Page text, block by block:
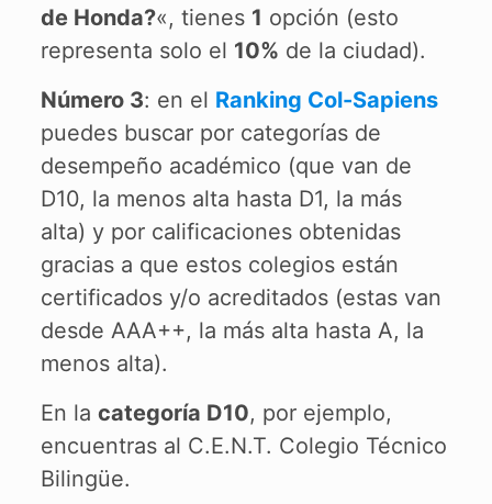
de Honda?«, tienes 1 opción (esto
representa solo el 10% de la ciudad).
Número 3: en el Ranking Col-Sapiens
puedes buscar por categorías de
desempeño académico (que van de
D10, la menos alta hasta D1, la más
alta) y por calificaciones obtenidas
gracias a que estos colegios están
certificados y/o acreditados (estas van
desde AAA++, la más alta hasta A, la
menos alta).
En la categoría D10, por ejemplo,
encuentras al C.E.N.T. Colegio Técnico
Bilingüe.